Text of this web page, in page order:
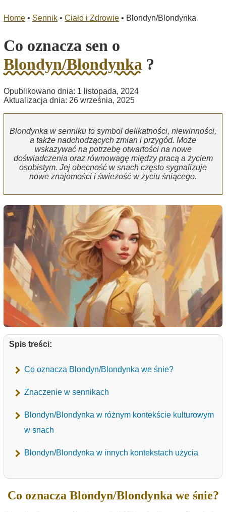
Home • Sennik • Ciało i Zdrowie • Blondyn/Blondynka
Co oznacza sen o
Blondyn/Blondynka ?
Opublikowano dnia: 1 listopada, 2024
Aktualizacja dnia: 26 września, 2025
Blondynka w senniku to symbol delikatności, niewinności,
a także nadchodzących zmian i przygód. Może
wskazywać na potrzebę otwartości na nowe
doświadczenia oraz równowagę między pracą a życiem
osobistym. Jej obecność w snach często sygnalizuje
nowe znajomości i świeżość w życiu śniącego.
Spis treści:
Co oznacza Blondyn/Blondynka we śnie?
Znaczenie w sennikach
Blondyn/Blondynka w różnym kontekście kulturowym
w snach
Blondyn/Blondynka w innych kontekstach użycia
Co oznacza Blondyn/Blondynka we śnie?